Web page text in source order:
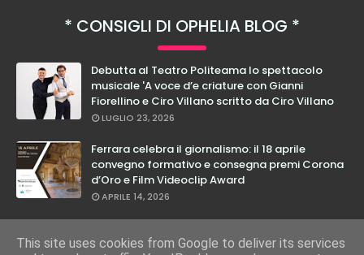
CONSIGLI DI OPHELIA BLOG
Debutta al Teatro Politeama lo spettacolo
musicale 'A voce d’e criature con Gianni
Fiorellino e Ciro Villano scritto da Ciro Villano
LUGLIO 23, 2026
Ferrara celebra il giornalismo: il 18 aprile
convegno formativo e consegna premi Corona
d’Oro e Film Videoclip Award
APRILE 14, 2026
con il suo nuovo spettacolo "E Loro Lo Sanno"
This site uses cookies from Google to deliver its services